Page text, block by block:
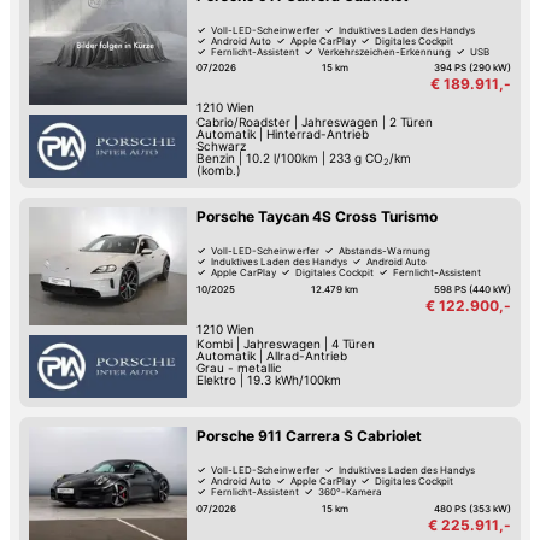
Voll-LED-Scheinwerfer
Induktives Laden des Handys
Android Auto
Apple CarPlay
Digitales Cockpit
Fernlicht-Assistent
Verkehrszeichen-Erkennung
USB
07/2026
15 km 394 PS (290 kW)
€ 189.911,-
1210 Wien
Cabrio/Roadster| Jahreswagen
2 Türen
Automatik| Hinterrad-Antrieb
Schwarz
Benzin
10.2 l/100km 233 g CO2 /km
(komb.)
Porsche Taycan 4S Cross Turismo
Voll-LED-Scheinwerfer
Abstands-Warnung
Induktives Laden des Handys
Android Auto
Apple CarPlay
Digitales Cockpit
Fernlicht-Assistent
10/2025 12.479 km 598 PS (440 kW)
€ 122.900,-
1210 Wien
Kombi| Jahreswagen
4 Türen
Automatik| Allrad-Antrieb
Grau - metallic
Elektro
19.3 kWh/100km
Porsche 911 Carrera S Cabriolet
Voll-LED-Scheinwerfer
Induktives Laden des Handys
Android Auto
Apple CarPlay
Digitales Cockpit
Fernlicht-Assistent
360°-Kamera
Verkehrszeichen-Erkennung
07/2026 15 km 480 PS (353 kW)
€ 225.911,-